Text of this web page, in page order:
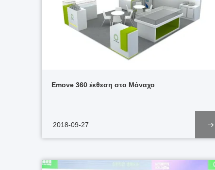
Emove 360 έκθεση στο Μόναχο
2018-09-27